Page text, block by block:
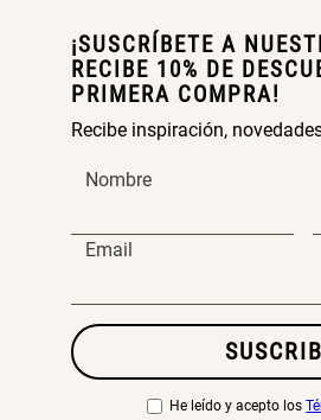
¡SUSCRÍBETE A
RECIBE 10% DE
PRIMERA COMPRA!
Recibe inspiración,
Nombre
Email
He leído y acepto los